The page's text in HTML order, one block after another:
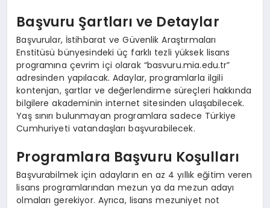
Başvuru Şartları ve Detaylar
Başvurular, İstihbarat ve Güvenlik Araştırmaları
Enstitüsü bünyesindeki üç farklı tezli yüksek lisans
programına çevrim içi olarak “basvuru.mia.edu.tr”
adresinden yapılacak. Adaylar, programlarla ilgili
kontenjan, şartlar ve değerlendirme süreçleri hakkında
bilgilere akademinin internet sitesinden ulaşabilecek.
Yaş sınırı bulunmayan programlara sadece Türkiye
Cumhuriyeti vatandaşları başvurabilecek.
Programlara Başvuru Koşulları
Başvurabilmek için adayların en az 4 yıllık eğitim veren
lisans programlarından mezun ya da mezun adayı
olmaları gerekiyor. Ayrıca, lisans mezuniyet not